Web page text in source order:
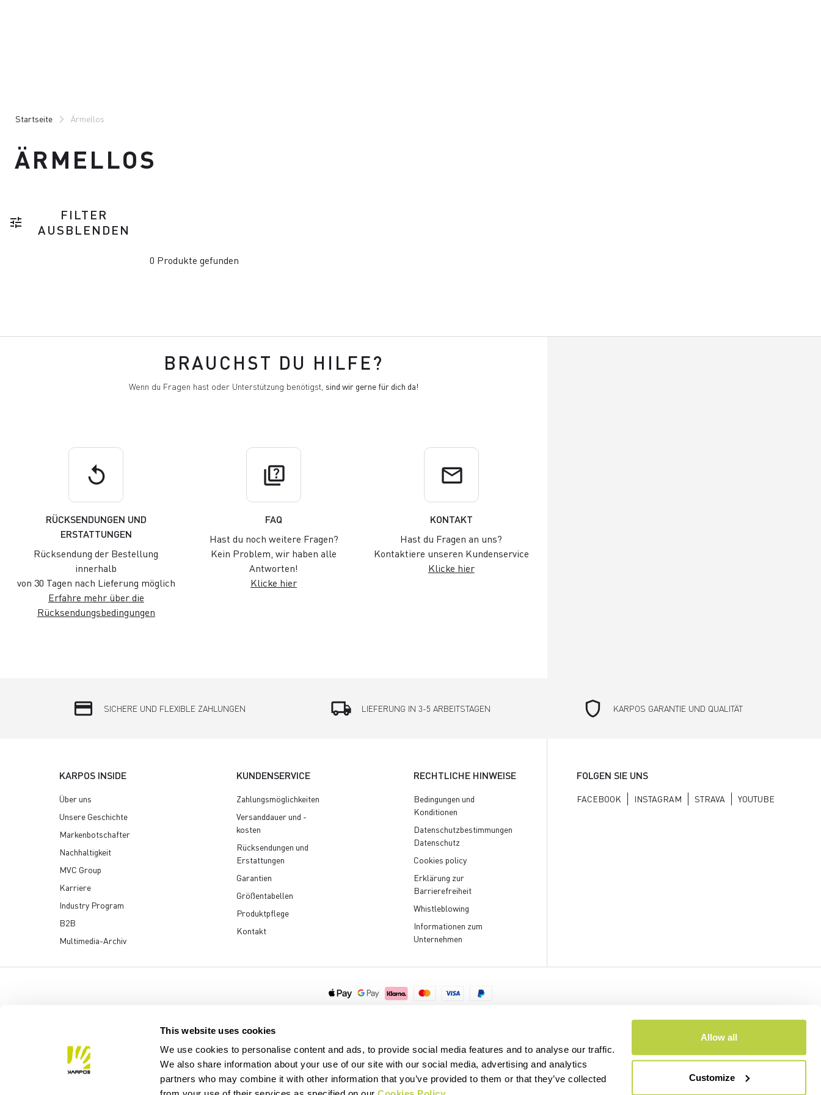
This website uses cookies
We use cookies to personalise content and ads, to provide social media features and to analyse our traffic.
We also share information about your use of our site with our social media, advertising and analytics
partners who may combine it with other information that you’ve provided to them or that they’ve collected
Allow all
Customize
Startseite Ärmellos
ÄRMELLOS
tune
FILTER
AUSBLENDEN
0 Produkte gefunden
BRAUCHST DU HILFE?
Wenn du Fragen hast oder Unterstützung benötigst, sind wir gerne für dich da!
replay
RÜCKSENDUNGEN UND
ERSTATTUNGEN
Rücksendung der Bestellung
innerhalb
von 30 Tagen nach Lieferung möglich
Erfahre mehr über die
Rücksendungsbedingungen
quiz
FAQ
Hast du noch weitere Fragen?
Kein Problem, wir haben alle
Antworten!
Klicke hier
email
KONTAKT
Hast du Fragen an uns?
Kontaktiere unseren Kundenservice
Klicke hier
credit_card SICHERE UND FLEXIBLE ZAHLUNGEN local_shipping LIEFERUNG IN 3-5 ARBEITSTAGEN shield KARPOS GARANTIE UND QUALITÄT
KARPOS INSIDE
Über uns
Unsere Geschichte
Markenbotschafter
Nachhaltigkeit
MVC Group
Karriere
Industry Program
B2B
Multimedia-Archiv
KUNDENSERVICE
Zahlungsmöglichkeiten
Versanddauer und -
kosten
Rücksendungen und
Erstattungen
Garantien
Größentabellen
Produktpflege
Kontakt
RECHTLICHE HINWEISE
Bedingungen und
Konditionen
Datenschutzbestimmungen
Datenschutz
Cookies policy
Erklärung zur
Barrierefreiheit
Whistleblowing
Informationen zum
Unternehmen
FOLGEN SIE UNS
FACEBOOK INSTAGRAM STRAVA YOUTUBE